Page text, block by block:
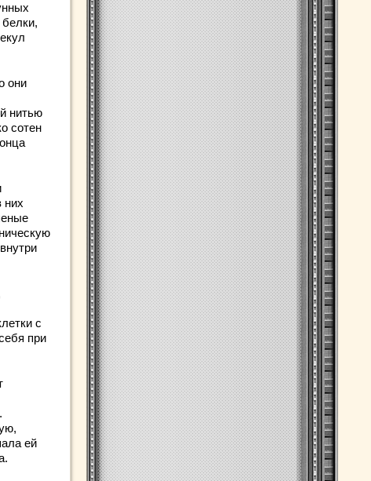
они
нитью
сотен
них
с
при
ей